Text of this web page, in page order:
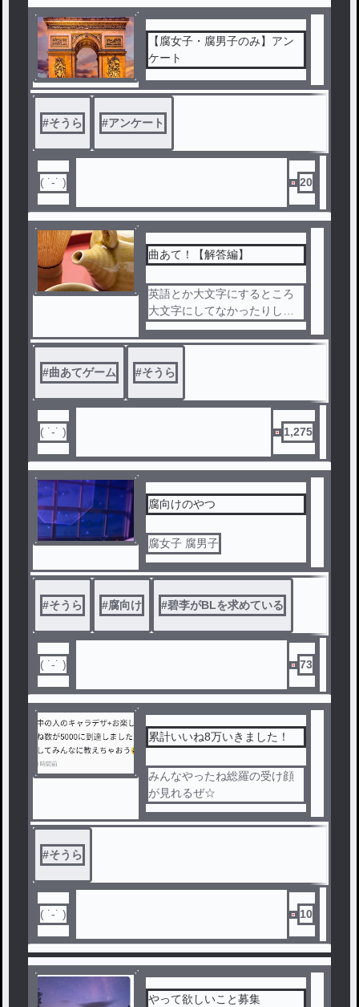
【腐女子・腐男子のみ】アン
ケート
#そうら #アンケート
( ˙-˙ ) 20
曲あて！【解答編】
英語とか大文字にするところ
大文字にしてなかったりして
惜しかった人がいたぞぃ(まぁ
正解ってことにしてるけどね)
#曲あてゲーム #そうら
( ˙-˙ ) 1,275
腐向けのやつ
腐女子 腐男子
#そうら #腐向け #碧李がBLを求めている
( ˙-˙ ) 73
累計いいね8万いきました！
みんなやったね総羅の受け顔
が見れるぜ☆
#そうら
( ˙-˙ ) 10
やって欲しいこと募集